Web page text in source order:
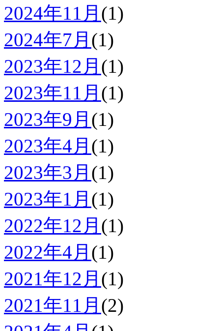
2024年11月 (1)
2024年7月 (1)
2023年12月 (1)
2023年11月 (1)
2023年9月 (1)
2023年4月 (1)
2023年3月 (1)
2023年1月 (1)
2022年12月 (1)
2022年4月 (1)
2021年12月 (1)
2021年11月 (2)